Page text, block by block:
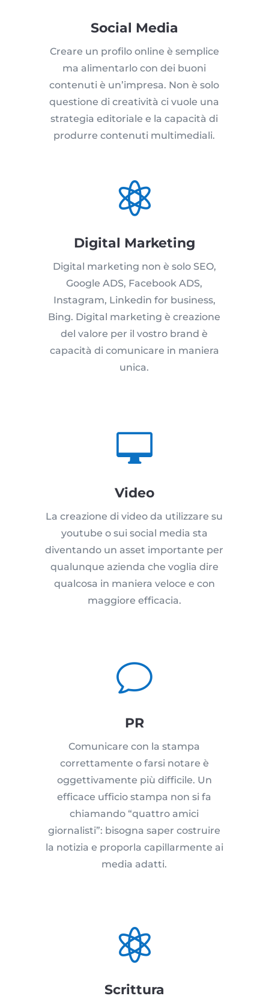
Social Media
Creare un profilo online è semplice
ma alimentarlo con dei buoni
contenuti è un’impresa. Non è solo
questione di creatività ci vuole una
strategia editoriale e la capacità di
produrre contenuti multimediali.

Digital Marketing
Digital marketing non è solo SEO,
Google ADS, Facebook ADS,
Instagram, Linkedin for business,
Bing. Digital marketing è creazione
del valore per il vostro brand è
capacità di comunicare in maniera
unica.

Video
La creazione di video da utilizzare su
youtube o sui social media sta
diventando un asset importante per
qualunque azienda che voglia dire
qualcosa in maniera veloce e con
maggiore efficacia.
v
PR
Comunicare con la stampa
correttamente o farsi notare è
oggettivamente più difficile. Un
efficace ufficio stampa non si fa
chiamando “quattro amici
giornalisti”: bisogna saper costruire
la notizia e proporla capillarmente ai
media adatti.

Scrittura